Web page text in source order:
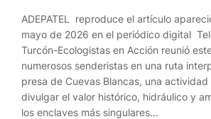
ADEPATEL reproduce el artículo
mayo de 2026 en el periódico digital
Turcón-Ecologistas en Acción reunió
numerosos senderistas en una ruta
presa de Cuevas Blancas, una
divulgar el valor histórico, hidráulico y
los enclaves más singulares…